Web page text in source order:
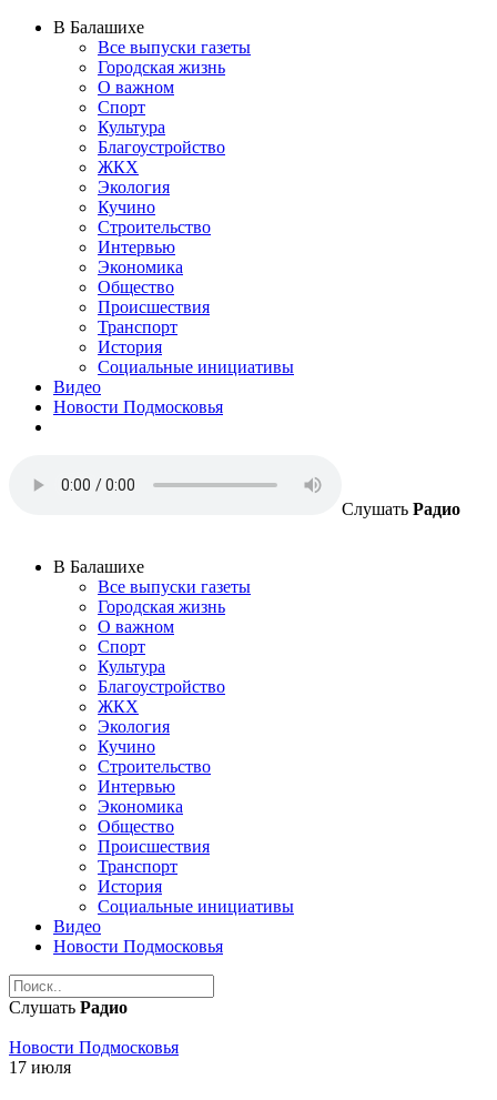
В Балашихе
Все выпуски газеты
Городская жизнь
О важном
Спорт
Культура
Благоустройство
ЖКХ
Экология
Кучино
Строительство
Интервью
Экономика
Общество
Происшествия
Транспорт
История
Социальные инициативы
Видео
Новости Подмосковья
Слушать Радио
В Балашихе
Все выпуски газеты
Городская жизнь
О важном
Спорт
Культура
Благоустройство
ЖКХ
Экология
Кучино
Строительство
Интервью
Экономика
Общество
Происшествия
Транспорт
История
Социальные инициативы
Видео
Новости Подмосковья
Слушать Радио
Новости Подмосковья
17 июля